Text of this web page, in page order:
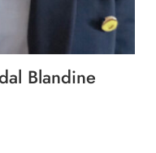
Blandine